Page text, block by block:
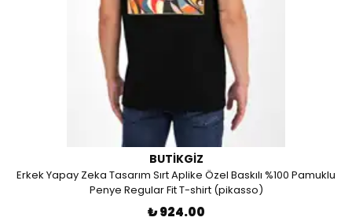
BUTIKGIZ
Erkek Yapay Zeka Tasarım Sırt Aplike Özel Baskılı %100 Pamuklu
Penye Regular Fit T-shirt (pikasso)
₺ 924.00